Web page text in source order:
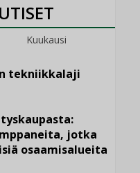
Kuukausi
tekniikkalaji
jotka
osaamisalueita